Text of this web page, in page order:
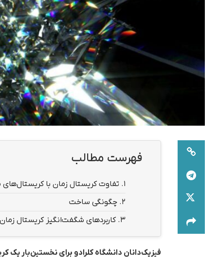
فهرست مطالب
1. تفاوت کریستال زمان با
2. چگونگی ساخت
3. کاربردهای شگفت‌انگیز کریستال
فیزیک‌دانان دانشگاه کلرادو برای نخستین‌بار